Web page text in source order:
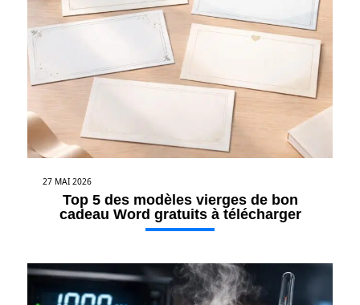
27 MAI 2026
Top 5 des modèles vierges de bon
cadeau Word gratuits à télécharger